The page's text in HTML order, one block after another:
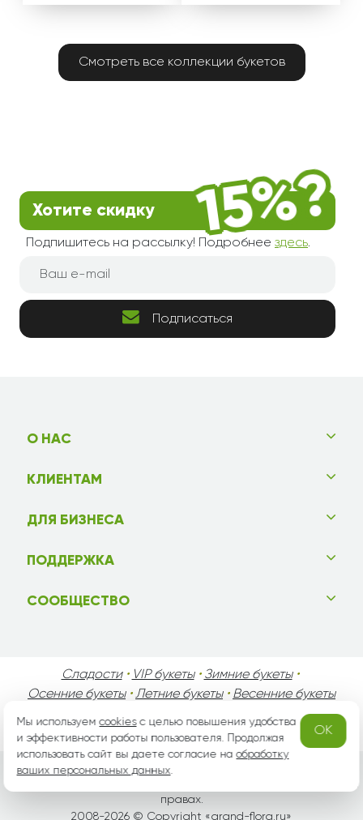
Смотреть все коллекции букетов
Хотите скидку
Подпишитесь на рассылку! Подробнее здесь.
Подписаться
О НАС
КЛИЕНТАМ
ДЛЯ БИЗНЕСА
ПОДДЕРЖКА
СООБЩЕСТВО
Сладости• VIP букеты• Зимние букеты•
Осенние букеты•Летние букеты• Весенние букеты
•
День Мужчин•Праздники!
правах.
2008-2026 © Copyright «grand-flora.ru»
Мы используемcookiesс целью повышения удобства
и эффективности работы пользователя. Продолжая
использовать сайт вы даете согласие наобработку
ваших персональных данных.
OK